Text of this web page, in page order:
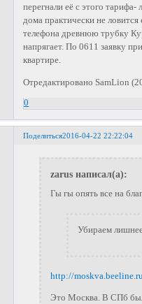
перегнали её с этого
дома практически не
телефона древнюю трубку
напрягает. По 0611 заявку
квартире.
Отредактировано SamLion
0
Поделиться2016-04-22 22:22:04
zarus написал(а):
Гы гы опять все на
Убираем
http://
Это Москва. В СПб